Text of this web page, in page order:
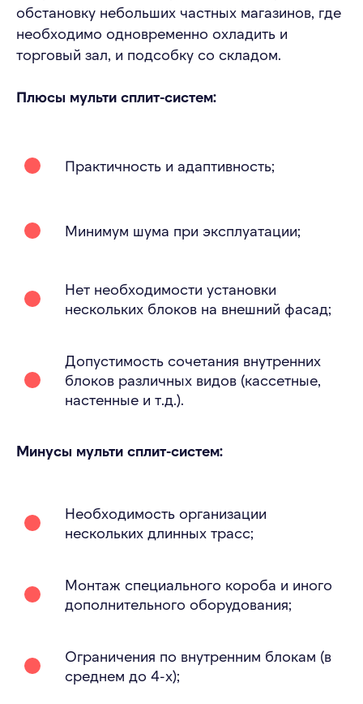
обстановку небольших частных магазинов, где
необходимо одновременно охладить и
торговый зал, и подсобку со складом.
Плюсы мульти сплит-систем:
Практичность и адаптивность;
Минимум шума при эксплуатации;
Нет необходимости установки
нескольких блоков на внешний фасад;
Допустимость сочетания внутренних
блоков различных видов (кассетные,
настенные и т.д.).
Минусы мульти сплит-систем:
Необходимость организации
нескольких длинных трасс;
Монтаж специального короба и иного
дополнительного оборудования;
Ограничения по внутренним блокам (в
среднем до 4-х);